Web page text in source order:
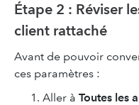
Étape 2 : Réviser
client rattaché
Avant de pouvoir
ces paramètres :
Aller à Toutes les